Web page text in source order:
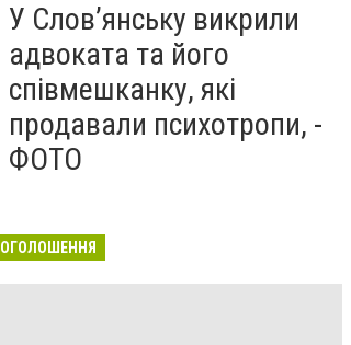
У Слов’янську викрили
адвоката та його
співмешканку, які
продавали психотропи, -
ФОТО
ОГОЛОШЕННЯ